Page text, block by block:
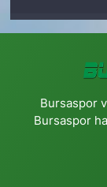
Bursaspor
Bursaspor